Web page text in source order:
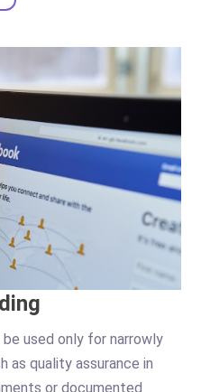
used only for narrowly
as quality assurance in
or documented